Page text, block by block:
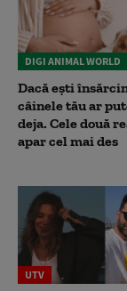
DIGI ANIMAL WORLD
Dacă ești
câinele tău ar
deja. Cele două
apar cel mai des
UTV